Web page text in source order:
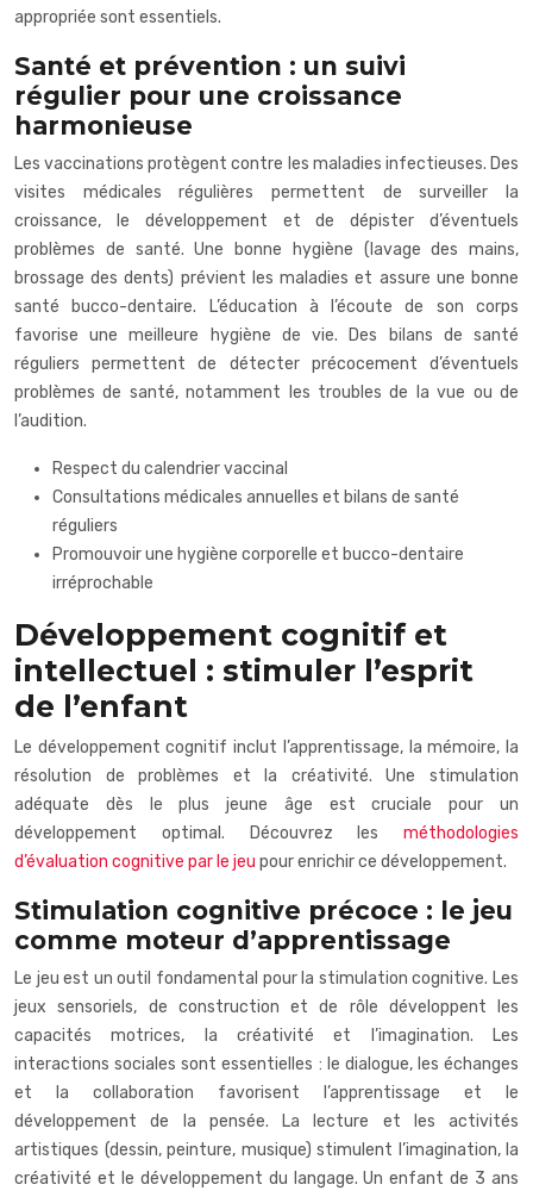
appropriée sont essentiels.
Santé et prévention : un suivi
régulier pour une croissance
harmonieuse
Les vaccinations protègent contre les maladies infectieuses. Des
visites médicales régulières permettent de surveiller la
croissance, le développement et de dépister d’éventuels
problèmes de santé. Une bonne hygiène (lavage des mains,
brossage des dents) prévient les maladies et assure une bonne
santé bucco-dentaire. L’éducation à l’écoute de son corps
favorise une meilleure hygiène de vie. Des bilans de santé
réguliers permettent de détecter précocement d’éventuels
problèmes de santé, notamment les troubles de la vue ou de
l’audition.
Respect du calendrier vaccinal
Consultations médicales annuelles et bilans de santé
réguliers
Promouvoir une hygiène corporelle et bucco-dentaire
irréprochable
Développement cognitif et
intellectuel : stimuler l’esprit
de l’enfant
Le développement cognitif inclut l’apprentissage, la mémoire, la
résolution de problèmes et la créativité. Une stimulation
adéquate dès le plus jeune âge est cruciale pour un
développement optimal. Découvrez les méthodologies
d’évaluation cognitive par le jeu pour enrichir ce développement.
Stimulation cognitive précoce : le jeu
comme moteur d’apprentissage
Le jeu est un outil fondamental pour la stimulation cognitive. Les
jeux sensoriels, de construction et de rôle développent les
capacités motrices, la créativité et l’imagination. Les
interactions sociales sont essentielles : le dialogue, les échanges
et la collaboration favorisent l’apprentissage et le
développement de la pensée. La lecture et les activités
artistiques (dessin, peinture, musique) stimulent l’imagination, la
créativité et le développement du langage. Un enfant de 3 ans